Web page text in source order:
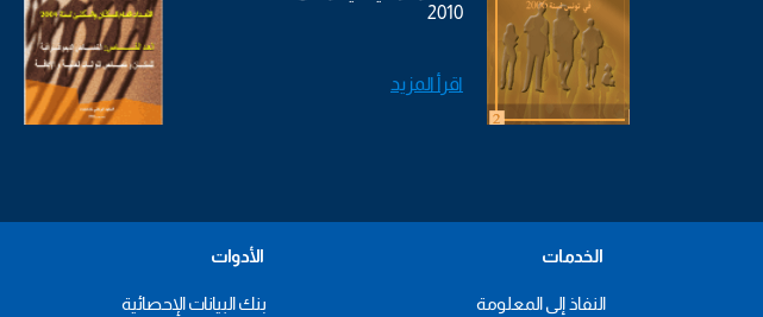
2010
اقرأ المزيد
الخدمات
النفاذ إلى المعلومة
الأدوات
بنك البيانات الإحصائية